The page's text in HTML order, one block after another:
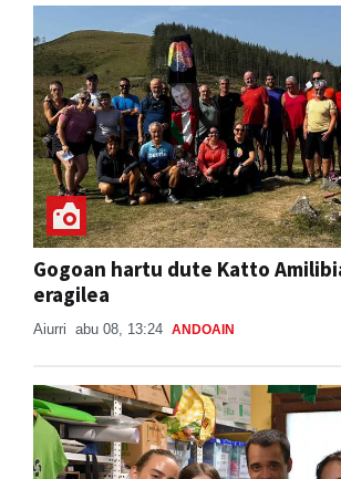
Gogoan hartu dute Katto
eragilea
Aiurri abu 08, 13:24 ANDOAIN